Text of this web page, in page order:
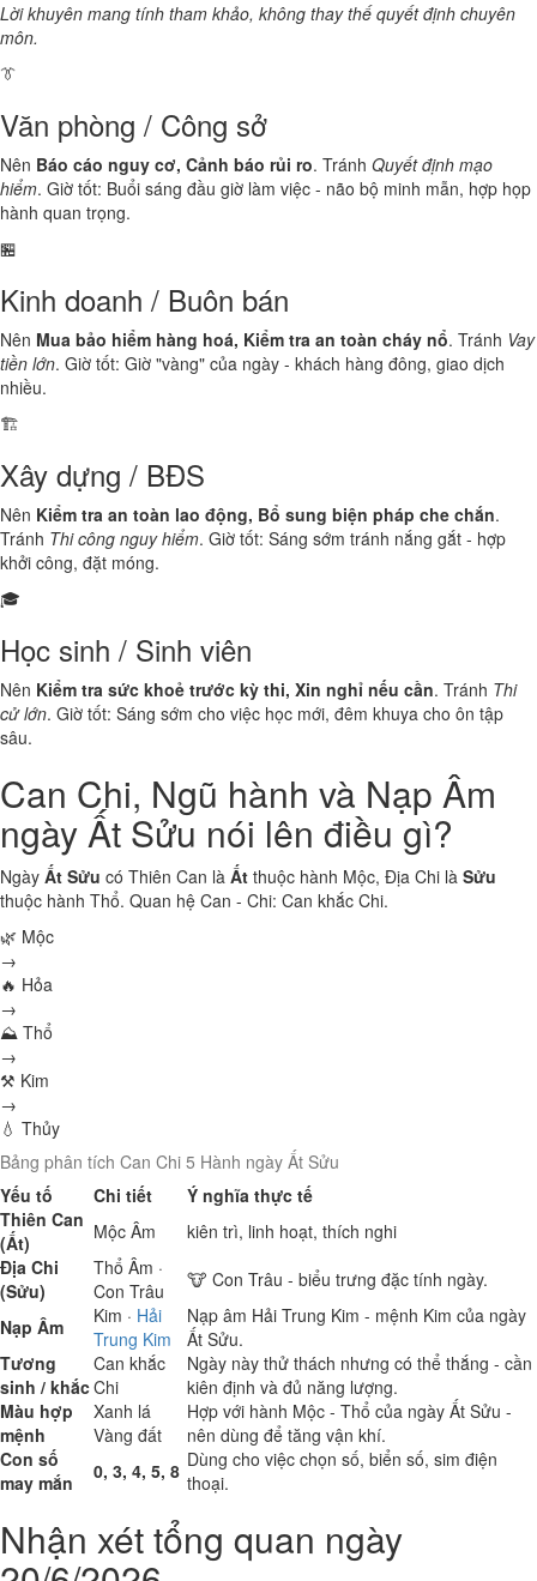
Lời khuyên mang tính tham khảo, không thay thế quyết định chuyên
môn.
👔
Văn phòng / Công sở
Nên Báo cáo nguy cơ, Cảnh báo rủi ro. Tránh Quyết định mạo
hiểm. Giờ tốt: Buổi sáng đầu giờ làm việc - não bộ minh mẫn, hợp họp
hành quan trọng.
🏪
Kinh doanh / Buôn bán
Nên Mua bảo hiểm hàng hoá, Kiểm tra an toàn cháy nổ. Tránh Vay
tiền lớn. Giờ tốt: Giờ "vàng" của ngày - khách hàng đông, giao dịch
nhiều.
🏗️
Xây dựng / BĐS
Nên Kiểm tra an toàn lao động, Bổ sung biện pháp che chắn.
Tránh Thi công nguy hiểm. Giờ tốt: Sáng sớm tránh nắng gắt - hợp
khởi công, đặt móng.
🎓
Học sinh / Sinh viên
Nên Kiểm tra sức khoẻ trước kỳ thi, Xin nghỉ nếu cần. Tránh Thi
cử lớn. Giờ tốt: Sáng sớm cho việc học mới, đêm khuya cho ôn tập
sâu.
Can Chi, Ngũ hành và Nạp Âm
ngày Ất Sửu nói lên điều gì?
Ngày Ất Sửu có Thiên Can là Ất thuộc hành Mộc, Địa Chi là Sửu
thuộc hành Thổ. Quan hệ Can - Chi: Can khắc Chi.
🌿 Mộc
→
🔥 Hỏa
→
⛰ Thổ
→
⚒ Kim
→
💧 Thủy
Bảng phân tích Can Chi 5 Hành ngày Ất Sửu
Yếu tố
Chi tiết
Ý nghĩa thực tế
Thiên Can
(Ất)
Mộc Âm
kiên trì, linh hoạt, thích nghi
Địa Chi
(Sửu)
Thổ Âm ·
Con Trâu
🐮 Con Trâu - biểu trưng đặc tính ngày.
Nạp Âm
Kim · Hải
Trung Kim
Nạp âm Hải Trung Kim - mệnh Kim của ngày
Ất Sửu.
Tương
sinh / khắc
Can khắc
Chi
Ngày này thử thách nhưng có thể thắng - cần
kiên định và đủ năng lượng.
Màu hợp
mệnh
Xanh lá
Vàng đất
Hợp với hành Mộc - Thổ của ngày Ất Sửu -
nên dùng để tăng vận khí.
Con số
may mắn
0, 3, 4, 5, 8 Dùng cho việc chọn số, biển số, sim điện
thoại.
Nhận xét tổng quan ngày